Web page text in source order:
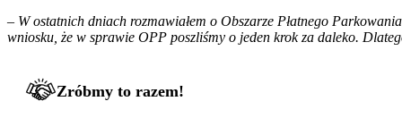
– W ostatnich dniach rozmawiałem o Obszarze Płatnego
wniosku, że w sprawie OPP poszliśmy o jeden krok za daleko.
Zróbmy to razem!